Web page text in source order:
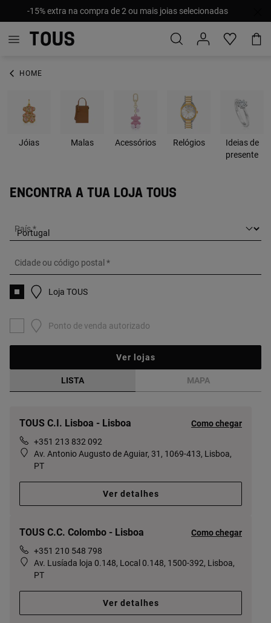
-15% extra na compra de 2 ou mais joias selecionadas
HOME
Jóias Malas Acessórios Relógios
Ideias de
presente
Encontra a tua loja Tous
LISTA MAPA
TOUS C.I. Lisboa - Lisboa
Como chegar
+351 213 832 092
Av. Antonio Augusto de Aguiar, 31, 1069-413, Lisboa,
PT
Ver detalhes
TOUS C.C. Colombo - Lisboa
Como chegar
+351 210 548 798
Av. Lusíada loja 0.148, Local 0.148, 1500-392, Lisboa,
PT
Ver detalhes
País
Cidade ou código postal
Loja TOUS
Ponto de venda autorizado
Ver lojas